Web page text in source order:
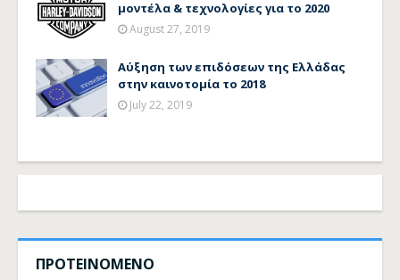
μοντέλα & τεχνολογίες για το 2020
August 27, 2019
Αύξηση των επιδόσεων της Ελλάδας
στην καινοτομία το 2018
July 22, 2019
ΠΡΟΤΕΙΝΟΜΕΝΟ